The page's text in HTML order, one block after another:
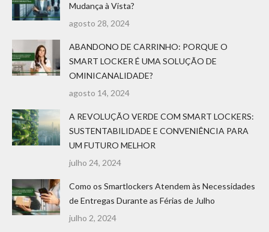
Mudança à Vista?
agosto 28, 2024
ABANDONO DE CARRINHO: PORQUE O
SMART LOCKER É UMA SOLUÇÃO DE
OMINICANALIDADE?
agosto 14, 2024
A REVOLUÇÃO VERDE COM SMART LOCKERS:
SUSTENTABILIDADE E CONVENIÊNCIA PARA
UM FUTURO MELHOR
julho 24, 2024
Como os Smartlockers Atendem às Necessidades
de Entregas Durante as Férias de Julho
julho 2, 2024